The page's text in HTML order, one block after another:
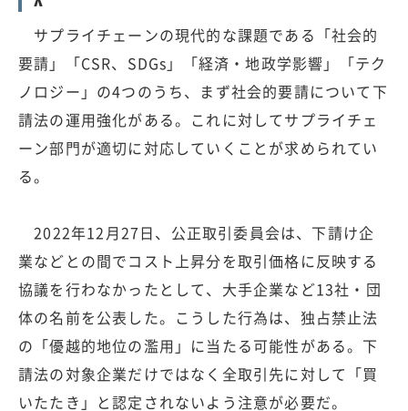
サプライチェーンの現代的な課題である「社会的
要請」「CSR、SDGs」「経済・地政学影響」「テク
ノロジー」の4つのうち、まず社会的要請について下
請法の運用強化がある。これに対してサプライチェ
ーン部門が適切に対応していくことが求められてい
る。
2022年12月27日、公正取引委員会は、下請け企
業などとの間でコスト上昇分を取引価格に反映する
協議を行わなかったとして、大手企業など13社・団
体の名前を公表した。こうした行為は、独占禁止法
の「優越的地位の濫用」に当たる可能性がある。下
請法の対象企業だけではなく全取引先に対して「買
いたたき」と認定されないよう注意が必要だ。